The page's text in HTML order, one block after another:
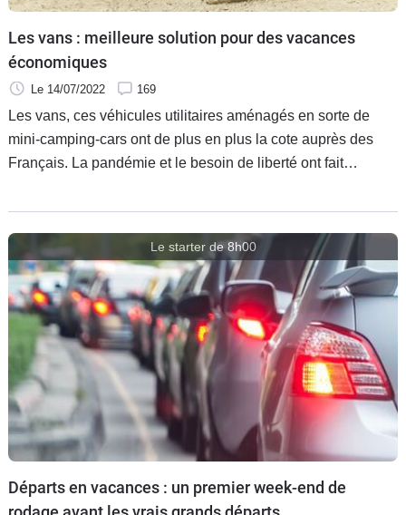
Les vans : meilleure solution pour des vacances
économiques
Le 14/07/2022 169
Les vans, ces véhicules utilitaires aménagés en sorte de
mini-camping-cars ont de plus en plus la cote auprès des
Français. La pandémie et le besoin de liberté ont fait
avec la baisse du pouvoir d'achat.
Le starter de 8h00
Départs en vacances : un premier week-end de